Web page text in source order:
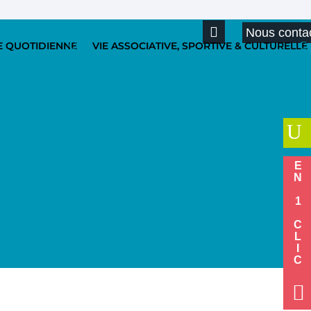
Nous
QUOTIDIENNE VIE ASSOCIATIVE, SPORTIVE & CULTURELLE
U
EN 1 CLIC
